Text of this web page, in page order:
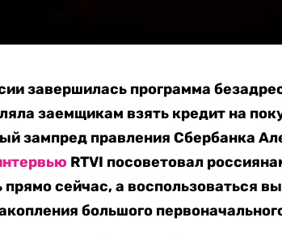
завершилась программа
заемщикам взять кредит на
зампред правления Сбербанка
RTVI посоветовал
сейчас, а воспользоваться
большого